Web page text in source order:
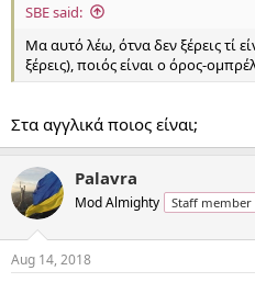
SBE said:
Mα αυτό λέω, ότνα δεν ξέρεις τί
ξέρεις), ποιός είναι ο όρος-
Στα αγγλικά ποιος είναι;
Palavra
Mod Almighty Staff member
Aug 14, 2018